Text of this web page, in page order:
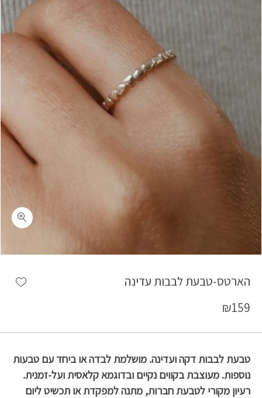
הארטס-טבעת לבבות עדינה
₪159
טבעת לבבות דקה ועדינה. מושלמת לבדה או ביחד עם טבעות
נוספות. מעוצבת בקווים נקיים ובדוגמא קלאסית ועל-זמנית.
רעיון מקורי לטבעת חברות, מתנה למפקדת או תכשיט ליום